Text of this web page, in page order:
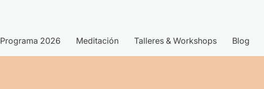
Programa 2026 Meditación Talleres & Workshops Blog